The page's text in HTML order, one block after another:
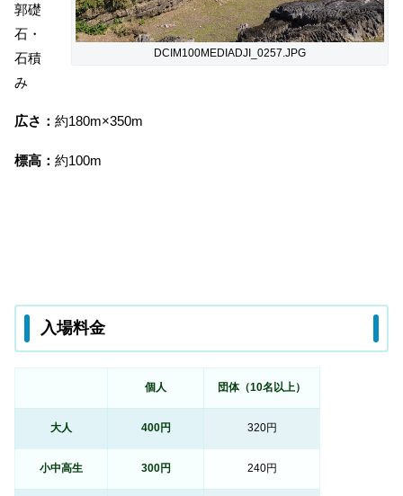
DCIM100MEDIADJI_0257.JPG
郭礎
石・
石積
み
広さ： 約180m×350m
標高： 約100m
入場料金
個人 団体（10名以上）
大人 400円 320円
小中高生 300円 240円